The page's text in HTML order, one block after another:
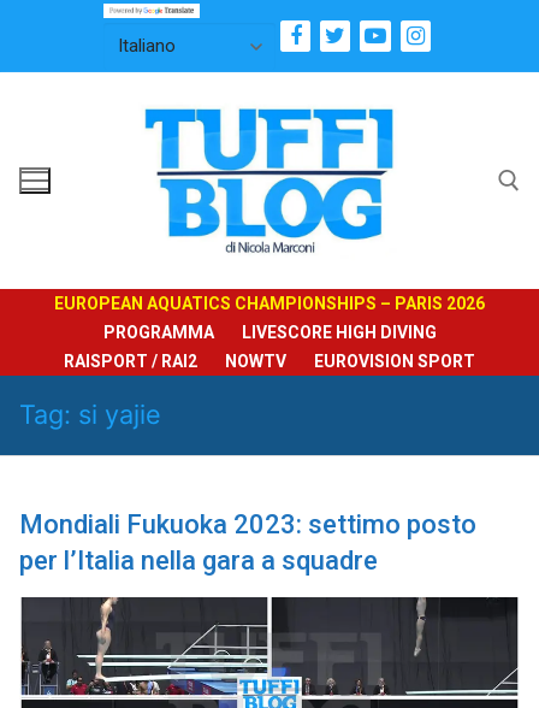
contenuto
EUROPEAN AQUATICS CHAMPIONSHIPS – PARIS 2026
PROGRAMMA
LIVESCORE HIGH DIVING
RAISPORT / RAI2
NOWTV EUROVISION SPORT
Tag: si yajie
Mondiali Fukuoka 2023: settimo posto
per l’Italia nella gara a squadre